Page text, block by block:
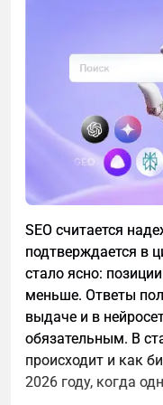
для более сложных
Она становится
обороты;- работа с
параллельно
При ОСНО
налоговую базу: -
НДФЛ (для ИП).
выстроенной
3. НДФЛ как
тогда, когда
характера.
Разовая покупка,
доход - это может
С 23 по 25 января
Морице прошел
один из самых
турниров в мире.
состоялись на
подтвердив статус
элитного спорта,
международного
SEO считается
подтверждается в
стало ясно:
меньше. Ответы
выдаче и в
обязательным. В
происходит и как
2026 году, когда